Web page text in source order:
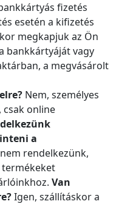
fizetés
esetén a kifizetés
megkapjuk az Ön
bankkártyáját vagy
a megvásárolt
Nem, személyes
csak online
a
rendelkezünk,
Van
Igen, szállításkor a